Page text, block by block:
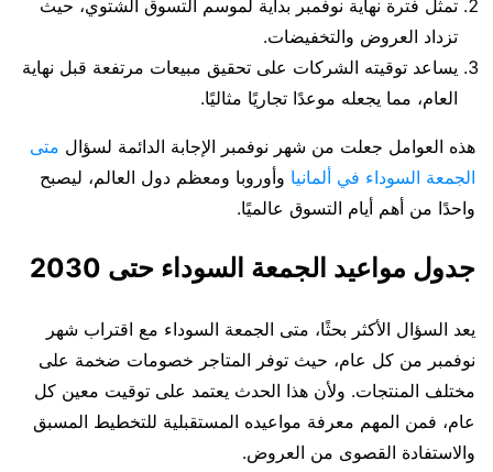
تمثل فترة نهاية نوفمبر بداية لموسم التسوق الشتوي، حيث
تزداد العروض والتخفيضات.
يساعد توقيته الشركات على تحقيق مبيعات مرتفعة قبل نهاية
العام، مما يجعله موعدًا تجاريًا مثاليًا.
هذه العوامل جعلت من شهر نوفمبر الإجابة الدائمة لسؤال متى
الجمعة السوداء في ألمانيا وأوروبا ومعظم دول العالم، ليصبح
واحدًا من أهم أيام التسوق عالميًا.
جدول مواعيد الجمعة السوداء حتى 2030
يعد السؤال الأكثر بحثًا، متى الجمعة السوداء مع اقتراب شهر
نوفمبر من كل عام، حيث توفر المتاجر خصومات ضخمة على
مختلف المنتجات. ولأن هذا الحدث يعتمد على توقيت معين كل
عام، فمن المهم معرفة مواعيده المستقبلية للتخطيط المسبق
والاستفادة القصوى من العروض.